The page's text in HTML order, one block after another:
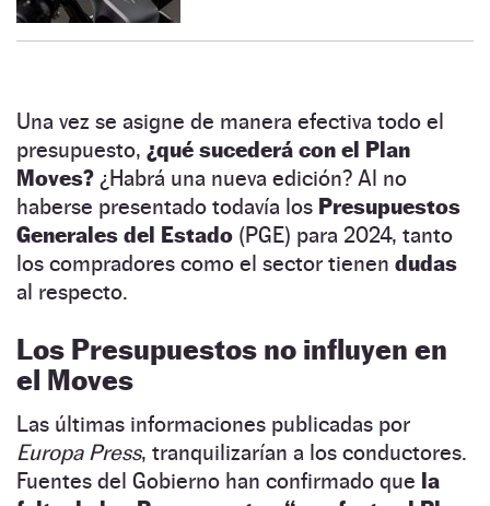
Una vez se asigne de manera efectiva todo el
presupuesto, ¿qué sucederá con el Plan
Moves? ¿Habrá una nueva edición? Al no
haberse presentado todavía los Presupuestos
Generales del Estado (PGE) para 2024, tanto
los compradores como el sector tienen dudas
al respecto.
Los Presupuestos no influyen en
el Moves
Las últimas informaciones publicadas por
Europa Press, tranquilizarían a los conductores.
Fuentes del Gobierno han confirmado que la